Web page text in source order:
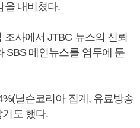
을 내비쳤다.
사에서 JTBC 뉴스의 신뢰
SBS 메인뉴스를 염두에 둔
닐슨코리아 집계, 유료방송
도 했다.